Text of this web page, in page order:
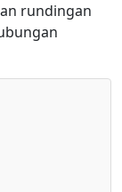
rundingan